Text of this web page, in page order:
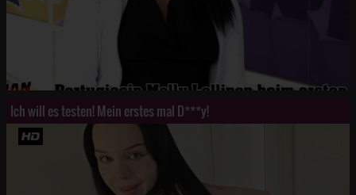
Ich will es testen! Mein erstes mal D***y!